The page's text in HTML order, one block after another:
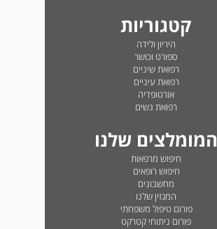
קטגוריות
היריון ולידה
ספורט וכושר
רפואת שיניים
רפואת עיניים
אורטופדיה
רפואת נשים
המומלצים שלנו
חיפוש מרפאות
חיפוש רופאים
מחשבונים
המגזין שלנו
פורום טיפול משפחתי
פורום ניתוחי קטרקט